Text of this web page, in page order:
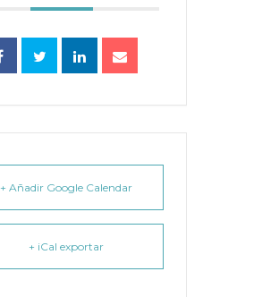
+ Añadir Google Calendar
+ iCal exportar